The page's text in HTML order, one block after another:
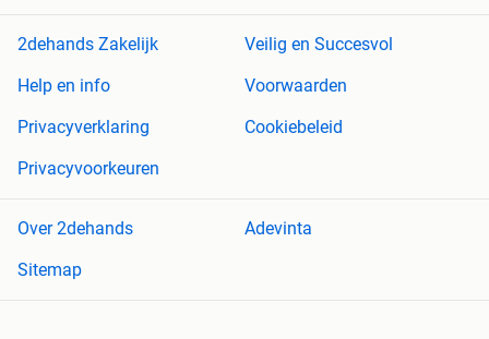
2dehands Zakelijk
Veilig en Succesvol
Help en info
Voorwaarden
Privacyverklaring
Cookiebeleid
Privacyvoorkeuren
Over 2dehands
Adevinta
Sitemap